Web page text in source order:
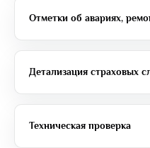
Отметки об авариях,
Детализация страховых
Техническая проверка